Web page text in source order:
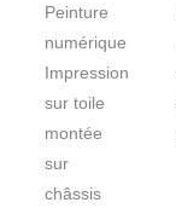
Peinture
numérique
Impression
sur toile
montée
sur
châssis